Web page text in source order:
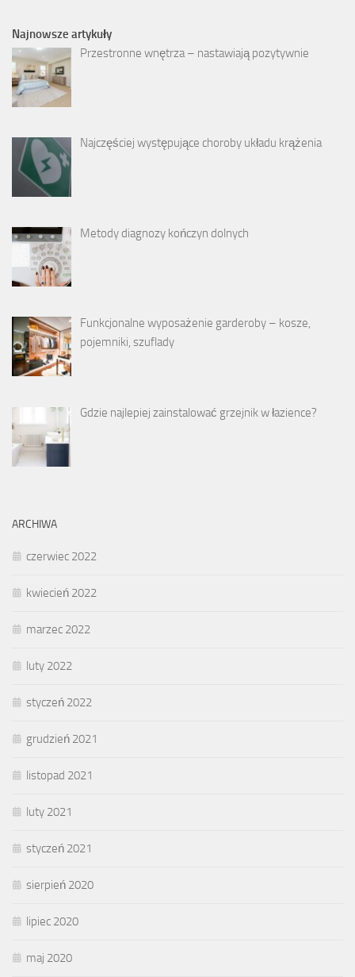
Najnowsze artykuły
Przestronne wnętrza – nastawiają pozytywnie
Najczęściej występujące choroby układu krążenia
Metody diagnozy kończyn dolnych
Funkcjonalne wyposażenie garderoby – kosze,
pojemniki, szuflady
Gdzie najlepiej zainstalować grzejnik w łazience?
ARCHIWA
czerwiec 2022
kwiecień 2022
marzec 2022
luty 2022
styczeń 2022
grudzień 2021
listopad 2021
luty 2021
styczeń 2021
sierpień 2020
lipiec 2020
maj 2020